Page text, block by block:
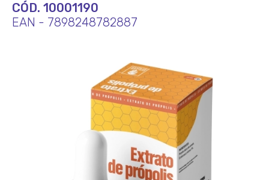
CÓD. 10001190
EAN - 7898248782887